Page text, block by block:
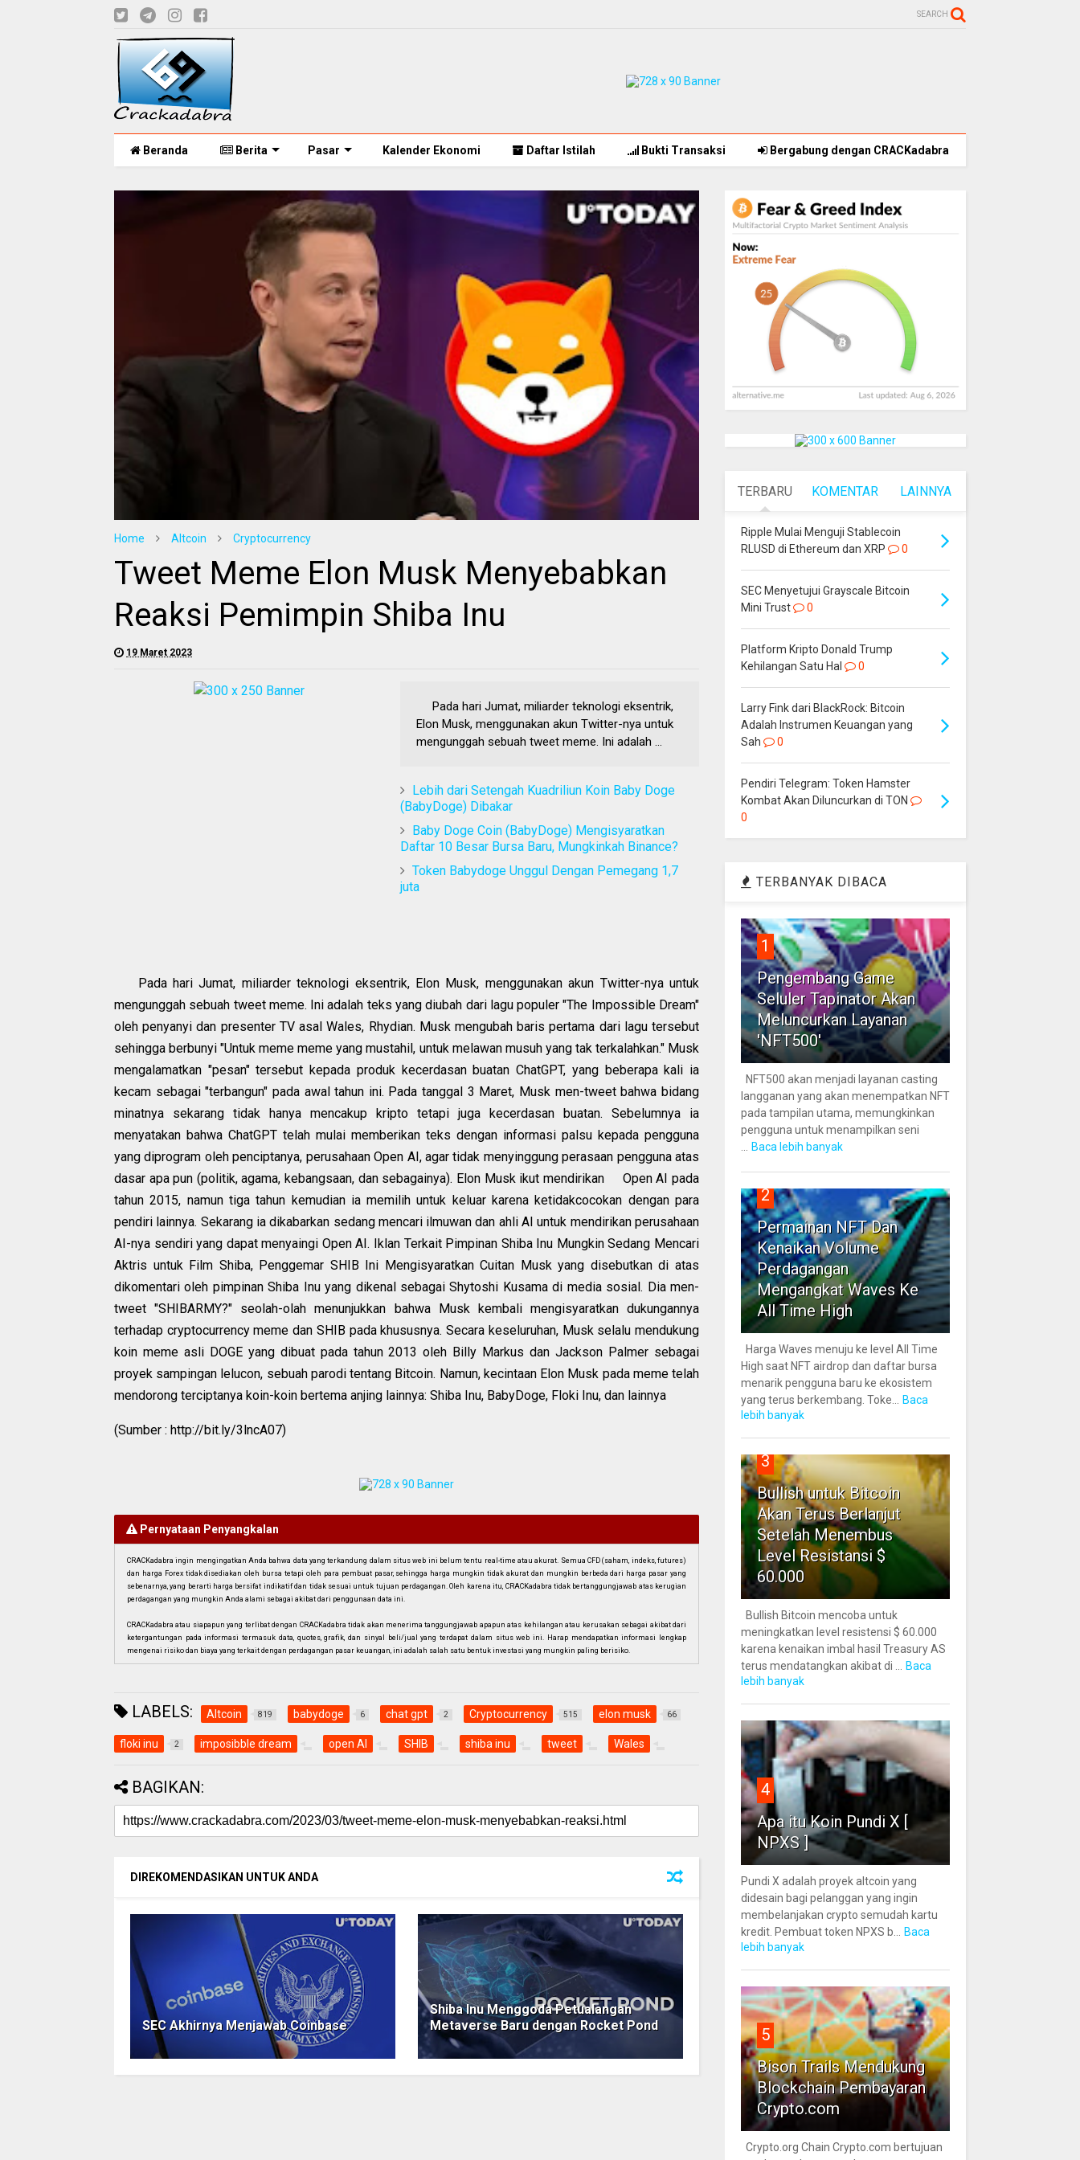
SEARCH
Beranda Berita Pasar Kalender Ekonomi Daftar Istilah Bukti Transaksi Bergabung dengan CRACKadabra
Home Altcoin Cryptocurrency
Tweet Meme Elon Musk Menyebabkan
Reaksi Pemimpin Shiba Inu
19 Maret 2023
Pada hari Jumat, miliarder teknologi eksentrik,
Elon Musk, menggunakan akun Twitter-nya untuk
mengunggah sebuah tweet meme. Ini adalah ...
Lebih dari Setengah Kuadriliun Koin Baby Doge
(BabyDoge) Dibakar
Baby Doge Coin (BabyDoge) Mengisyaratkan
Daftar 10 Besar Bursa Baru, Mungkinkah Binance?
Token Babydoge Unggul Dengan Pemegang 1,7
juta
Pada hari Jumat, miliarder teknologi eksentrik, Elon Musk, menggunakan akun Twitter-nya untuk
mengunggah sebuah tweet meme. Ini adalah teks yang diubah dari lagu populer "The Impossible Dream"
oleh penyanyi dan presenter TV asal Wales, Rhydian. Musk mengubah baris pertama dari lagu tersebut
sehingga berbunyi "Untuk meme meme yang mustahil, untuk melawan musuh yang tak terkalahkan." Musk
mengalamatkan "pesan" tersebut kepada produk kecerdasan buatan ChatGPT, yang beberapa kali ia
kecam sebagai "terbangun" pada awal tahun ini. Pada tanggal 3 Maret, Musk men-tweet bahwa bidang
minatnya sekarang tidak hanya mencakup kripto tetapi juga kecerdasan buatan. Sebelumnya ia
menyatakan bahwa ChatGPT telah mulai memberikan teks dengan informasi palsu kepada pengguna
yang diprogram oleh penciptanya, perusahaan Open AI, agar tidak menyinggung perasaan pengguna atas
dasar apa pun (politik, agama, kebangsaan, dan sebagainya). Elon Musk ikut mendirikan
Open AI pada
tahun 2015, namun tiga tahun kemudian ia memilih untuk keluar karena ketidakcocokan dengan para
pendiri lainnya. Sekarang ia dikabarkan sedang mencari ilmuwan dan ahli AI untuk mendirikan perusahaan
AI-nya sendiri yang dapat menyaingi Open AI. Iklan Terkait Pimpinan Shiba Inu Mungkin Sedang Mencari
Aktris untuk Film Shiba, Penggemar SHIB Ini Mengisyaratkan Cuitan Musk yang disebutkan di atas
dikomentari oleh pimpinan Shiba Inu yang dikenal sebagai Shytoshi Kusama di media sosial. Dia men-
tweet "SHIBARMY?" seolah-olah menunjukkan bahwa Musk kembali mengisyaratkan dukungannya
terhadap cryptocurrency meme dan SHIB pada khususnya. Secara keseluruhan, Musk selalu mendukung
koin meme asli DOGE yang dibuat pada tahun 2013 oleh Billy Markus dan Jackson Palmer sebagai
proyek sampingan lelucon, sebuah parodi tentang Bitcoin. Namun, kecintaan Elon Musk pada meme telah
mendorong terciptanya koin-koin bertema anjing lainnya: Shiba Inu, BabyDoge, Floki Inu, dan lainnya
(Sumber : http://bit.ly/3lncA07)
Pernyataan Penyangkalan
CRACKadabra ingin mengingatkan Anda bahwa data yang terkandung dalam situs web ini belum tentu real-time atau akurat. Semua CFD (saham, indeks, futures)
dan harga Forex tidak disediakan oleh bursa tetapi oleh para pembuat pasar, sehingga harga mungkin tidak akurat dan mungkin berbeda dari harga pasar yang
sebenarnya, yang berarti harga bersifat indikatif dan tidak sesuai untuk tujuan perdagangan. Oleh karena itu, CRACKadabra tidak bertanggungjawab atas kerugian
perdagangan yang mungkin Anda alami sebagai akibat dari penggunaan data ini.
CRACKadabra atau siapapun yang terlibat dengan CRACKadabra tidak akan menerima tanggungjawab apapun atas kehilangan atau kerusakan sebagai akibat dari
ketergantungan pada informasi termasuk data, quotes, grafik, dan sinyal beli/jual yang terdapat dalam situs web ini. Harap mendapatkan informasi lengkap
mengenai risiko dan biaya yang terkait dengan perdagangan pasar keuangan, ini adalah salah satu bentuk investasi yang mungkin paling berisiko.
LABELS: Altcoin 819 babydoge 6 chat gpt 2 Cryptocurrency 515 elon musk 66
floki inu 2 imposibble dream open AI SHIB shiba inu tweet Wales
BAGIKAN:
DIREKOMENDASIKAN UNTUK ANDA
SEC Akhirnya Menjawab Coinbase
Shiba Inu Menggoda Petualangan
Metaverse Baru dengan Rocket Pond
TERBARU KOMENTAR LAINNYA
Ripple Mulai Menguji Stablecoin
RLUSD di Ethereum dan XRP
0
SEC Menyetujui Grayscale Bitcoin
Mini Trust
0
Platform Kripto Donald Trump
Kehilangan Satu Hal
0
Larry Fink dari BlackRock: Bitcoin
Adalah Instrumen Keuangan yang
Sah
0
Pendiri Telegram: Token Hamster
Kombat Akan Diluncurkan di TON
0
TERBANYAK DIBACA
1
Pengembang Game
Seluler Tapinator Akan
Meluncurkan Layanan
'NFT500'
NFT500 akan menjadi layanan casting
langganan yang akan menempatkan NFT
pada tampilan utama, memungkinkan
pengguna untuk menampilkan seni
Baca lebih banyak
2
Permainan NFT Dan
Kenaikan Volume
Perdagangan
Mengangkat Waves Ke
All Time High
Harga Waves menuju ke level All Time
High saat NFT airdrop dan daftar bursa
menarik pengguna baru ke ekosistem
yang terus berkembang. Toke...
Baca
lebih banyak
3
Bullish untuk Bitcoin
Akan Terus Berlanjut
Setelah Menembus
Level Resistansi $
60.000
Bullish Bitcoin mencoba untuk
meningkatkan level resistensi $ 60.000
karena kenaikan imbal hasil Treasury AS
terus mendatangkan akibat di ...
Baca
lebih banyak
4
Apa itu Koin Pundi X [
NPXS ]
Pundi X adalah proyek altcoin yang
didesain bagi pelanggan yang ingin
membelanjakan crypto semudah kartu
kredit. Pembuat token NPXS b...
Baca
lebih banyak
5
Bison Trails Mendukung
Blockchain Pembayaran
Crypto.com
Crypto.org Chain Crypto.com bertujuan